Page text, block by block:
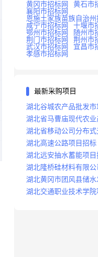
黄冈市招标网
黄石市
襄阳市招标网
恩施土家族苗族自治州
咸宁市招标网
十堰市
鄂州市招标网
随州市
荆门市招标网
荆州市
武汉市招标网
宜昌市
孝感市招标网
最新采购项目
湖北谷城农产品批发
湖北省马曹庙现代农
湖北省移动公司分布
湖北高速公路项目招标
湖北远安抽水蓄能项目
湖北隆桥硅材料有限
湖北黄冈市团风县储
湖北交通职业技术学